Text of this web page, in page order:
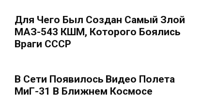
Для Чего Был Создан Самый Злой
МАЗ-543 КШМ, Которого Боялись
Враги СССР
В Сети Появилось Видео Полета
МиГ-31 В Ближнем Космосе